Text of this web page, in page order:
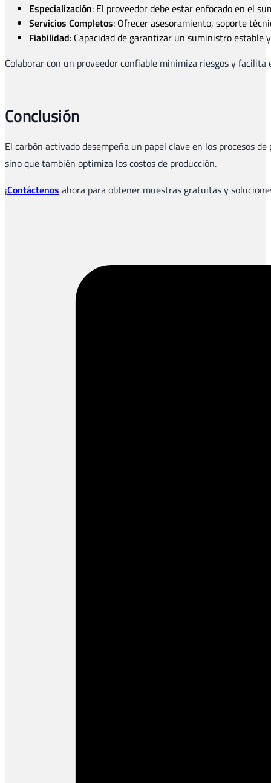
Especialización: El proveedor debe estar enfocado en el
Servicios Completos: Ofrecer asesoramiento, soporte
Fiabilidad: Capacidad de garantizar un suministro estable
Colaborar con un proveedor confiable minimiza riesgos y
Conclusión
El carbón activado desempeña un papel clave en los procesos
sino que también optimiza los costos de producción.
¡Contáctenos ahora para obtener muestras gratuitas y